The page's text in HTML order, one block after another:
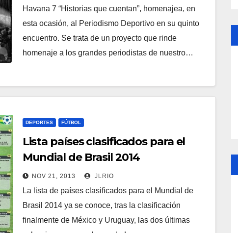
Havana 7 “Historias que cuentan”, homenajea, en
esta ocasión, al Periodismo Deportivo en su quinto
encuentro. Se trata de un proyecto que rinde
homenaje a los grandes periodistas de nuestro…
DEPORTES FÚTBOL
Lista países clasificados para el
Mundial de Brasil 2014
NOV 21, 2013 JLRIO
La lista de países clasificados para el Mundial de
Brasil 2014 ya se conoce, tras la clasificación
finalmente de México y Uruguay, las dos últimas